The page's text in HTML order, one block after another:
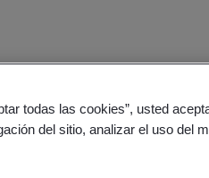
en
todas las cookies”, usted
del sitio, analizar el uso del